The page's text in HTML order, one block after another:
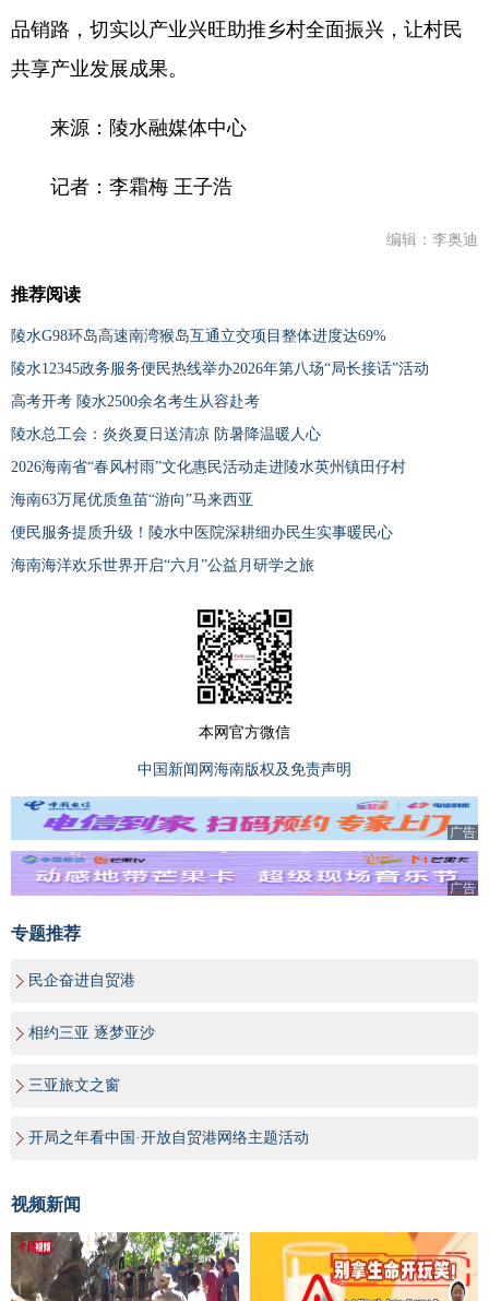
品销路，切实以产业兴旺助推乡村全面振兴，让村民
共享产业发展成果。
来源：陵水融媒体中心
记者：李霜梅 王子浩
编辑：李奥迪
推荐阅读
陵水G98环岛高速南湾猴岛互通立交项目整体进度达69%
陵水12345政务服务便民热线举办2026年第八场“局长接话”活动
高考开考 陵水2500余名考生从容赴考
陵水总工会：炎炎夏日送清凉 防暑降温暖人心
2026海南省“春风村雨”文化惠民活动走进陵水英州镇田仔村
海南63万尾优质鱼苗“游向”马来西亚
便民服务提质升级！陵水中医院深耕细办民生实事暖民心
海南海洋欢乐世界开启“六月”公益月研学之旅
本网官方微信
中国新闻网海南版权及免责声明
广告
广告
专题推荐
民企奋进自贸港
相约三亚 逐梦亚沙
三亚旅文之窗
开局之年看中国·开放自贸港网络主题活动
视频新闻